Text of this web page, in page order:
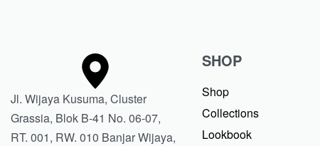
Jl. Wijaya Kusuma, Cluster
Grassia, Blok B-41 No. 06-07,
RT. 001, RW. 010 Banjar Wijaya,
SHOP
Shop
Collections
Lookbook